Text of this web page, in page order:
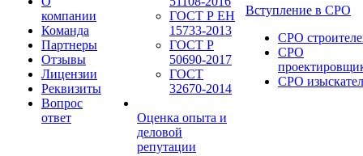
компании
Команда
Партнеры
Отзывы
Лицензии
Реквизиты
Вопрос
ответ
ГОСТ Р ЕН
15733-2013
ГОСТ Р
50690-2017
ГОСТ
32670-2014
Оценка опыта и
деловой
репутации
Вступление в СРО
СРО
СРО
СРО